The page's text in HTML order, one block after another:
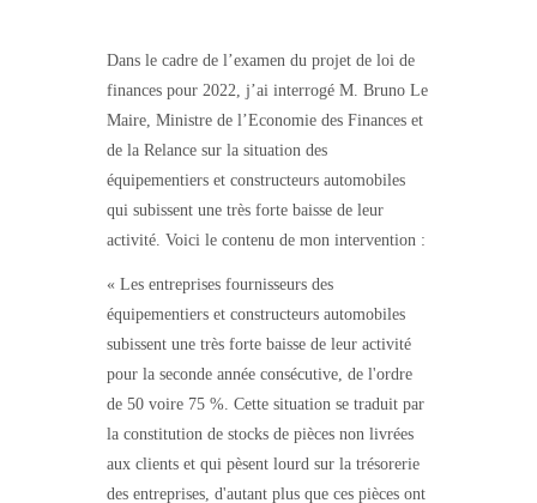
Dans le cadre de l’examen du projet de loi de
finances pour 2022, j’ai interrogé M. Bruno Le
Maire, Ministre de l’Economie des Finances et
de la Relance sur la situation des
équipementiers et constructeurs automobiles
qui subissent une très forte baisse de leur
activité. Voici le contenu de mon intervention :
« Les entreprises fournisseurs des
équipementiers et constructeurs automobiles
subissent une très forte baisse de leur activité
pour la seconde année consécutive, de l'ordre
de 50 voire 75 %. Cette situation se traduit par
la constitution de stocks de pièces non livrées
aux clients et qui pèsent lourd sur la trésorerie
des entreprises, d'autant plus que ces pièces ont